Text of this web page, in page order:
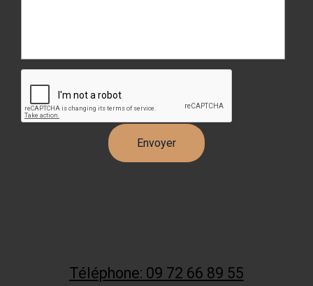
Téléphone: 09 72 66 89 55